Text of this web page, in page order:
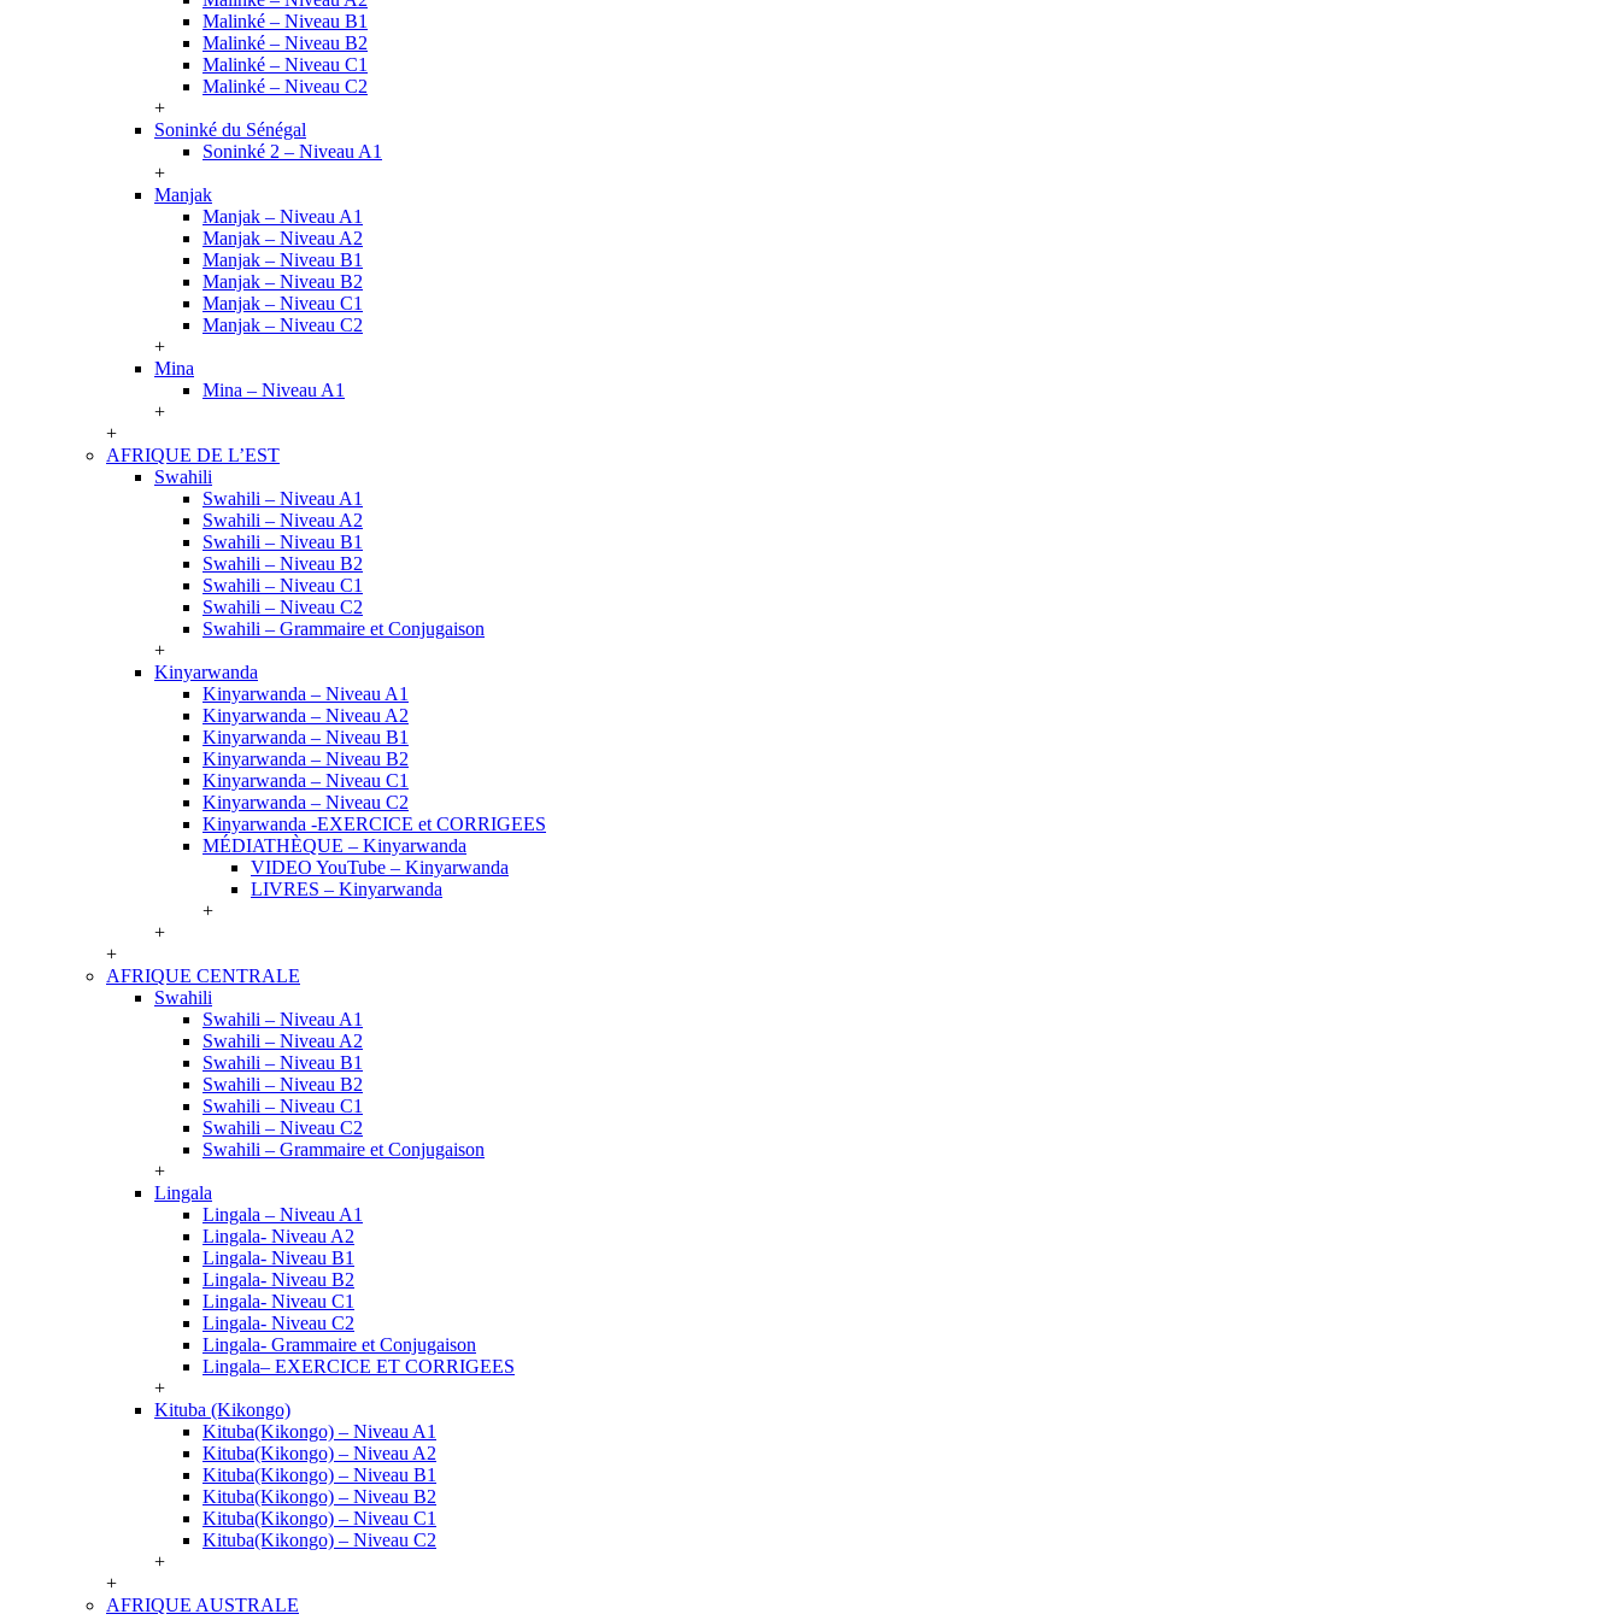
Malinké – Niveau B1
Malinké – Niveau B2
Malinké – Niveau C1
Malinké – Niveau C2
+
Soninké du Sénégal
Soninké 2 – Niveau A1
+
Manjak
Manjak – Niveau A1
Manjak – Niveau A2
Manjak – Niveau B1
Manjak – Niveau B2
Manjak – Niveau C1
Manjak – Niveau C2
+
Mina
Mina – Niveau A1
+
+
AFRIQUE DE L’EST
Swahili
Swahili – Niveau A1
Swahili – Niveau A2
Swahili – Niveau B1
Swahili – Niveau B2
Swahili – Niveau C1
Swahili – Niveau C2
Swahili – Grammaire et Conjugaison
+
Kinyarwanda
Kinyarwanda – Niveau A1
Kinyarwanda – Niveau A2
Kinyarwanda – Niveau B1
Kinyarwanda – Niveau B2
Kinyarwanda – Niveau C1
Kinyarwanda – Niveau C2
Kinyarwanda -EXERCICE et CORRIGEES
MÉDIATHÈQUE – Kinyarwanda
VIDEO YouTube – Kinyarwanda
LIVRES – Kinyarwanda
+
+
+
AFRIQUE CENTRALE
Swahili
Swahili – Niveau A1
Swahili – Niveau A2
Swahili – Niveau B1
Swahili – Niveau B2
Swahili – Niveau C1
Swahili – Niveau C2
Swahili – Grammaire et Conjugaison
+
Lingala
Lingala – Niveau A1
Lingala- Niveau A2
Lingala- Niveau B1
Lingala- Niveau B2
Lingala- Niveau C1
Lingala- Niveau C2
Lingala- Grammaire et Conjugaison
Lingala– EXERCICE ET CORRIGEES
+
Kituba (Kikongo)
Kituba(Kikongo) – Niveau A1
Kituba(Kikongo) – Niveau A2
Kituba(Kikongo) – Niveau B1
Kituba(Kikongo) – Niveau B2
Kituba(Kikongo) – Niveau C1
Kituba(Kikongo) – Niveau C2
+
+
AFRIQUE AUSTRALE